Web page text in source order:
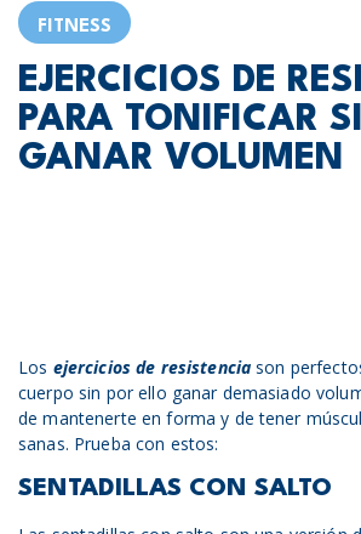
FITNESS
EJERCICIOS DE
PARA TONIFICAR
GANAR VOLUMEN
Los ejercicios de resistencia son
cuerpo sin por ello ganar demasiado
de mantenerte en forma y de tener
sanas. Prueba con estos:
SENTADILLAS CON SALTO